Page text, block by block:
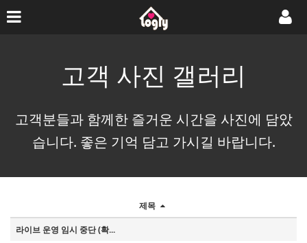
고객 사진 갤러리
고객분들과 함께한 즐거운 시간을 사진에 담았
습니다. 좋은 기억 담고 가시길 바랍니다.
제목
라이브 운영 임시 중단 (확...